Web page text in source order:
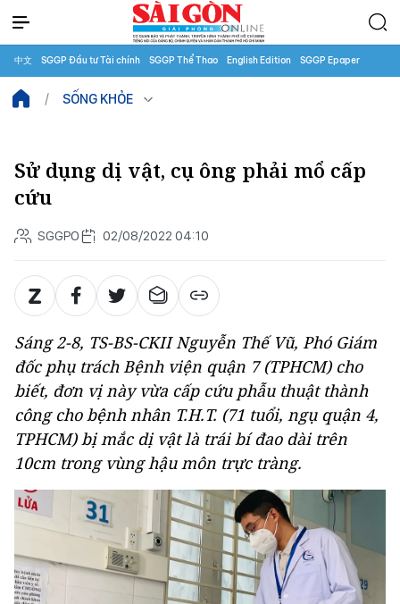
中文 SGGP Đầu tư Tài chính SGGP Thể Thao English Edition SGGP Epaper
SỐNG KHỎE
Sử dụng dị vật, cụ ông phải mổ cấp
cứu
SGGPO 02/08/2022 04:10
Sáng 2-8, TS-BS-CKII Nguyễn Thế Vũ, Phó Giám
đốc phụ trách Bệnh viện quận 7 (TPHCM) cho
biết, đơn vị này vừa cấp cứu phẫu thuật thành
công cho bệnh nhân T.H.T. (71 tuổi, ngụ quận 4,
TPHCM) bị mắc dị vật là trái bí đao dài trên
10cm trong vùng hậu môn trực tràng.